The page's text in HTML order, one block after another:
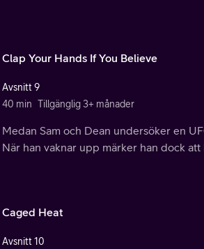
Clap Your Hands If You Believe
Avsnitt 9
40 min Tillgänglig 3+ månader
Medan Sam och Dean undersöker en
När han vaknar upp märker han dock
Caged Heat
Avsnitt 10